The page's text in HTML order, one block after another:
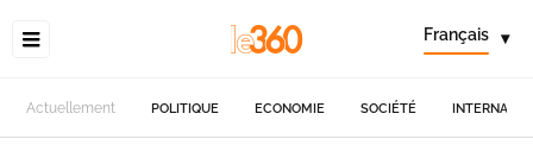
Français ▾
Actuellement POLITIQUE ECONOMIE SOCIÉTÉ